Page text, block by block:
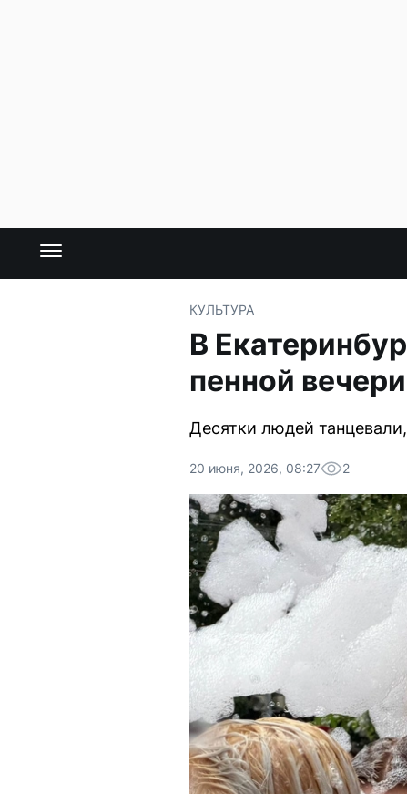
КУЛЬТУРА
В
пенной
Десятки людей
20 июня, 2026, 08:27 2